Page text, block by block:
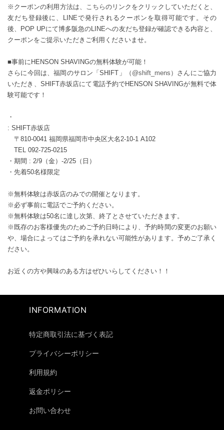
※クーポンの利用方法は、
こちらのリンクをクリックしていただくと、
友だち登録後に、LINEで発行されるクーポンを取得可能です。その
後、POP UPにて博多阪急のLINEへの友だち登録が確認できる内容と、
クーポンをご提示いただきご利用くださいませ。
■事前にHENSON SHAVINGの無料体験が可能！
さらに今回は、福岡のサロン「SHIFT」（ @shift_mens ）さんにご協力
いただき、SHIFT赤坂店にて電話予約でHENSON SHAVINGが無料で体
験可能です！
・
: SHIFT赤坂店
〒810-0041 福岡県福岡市中央区大名2-10-1 A102
TEL 092-725-0215
・期間 : 2/9（金）-2/25（日）
・先着50名様限定
※無料体験は赤坂店のみでの開催となります。
※必ず事前に電話でご予約ください。
※無料体験は50名に達し次第、終了とさせていただきます。
※既存のお客様優先のためご予約日時により、予約時間の変更のお願い
や、場合によってはご予約を承れない可能性があります。予めご了承く
ださい。
お近くの方や興味のある方はぜひいらしてください！！
INFORMATION
特定商取引法に基づく表記
プライバシーポリシー
利用規約
返金ポリシー
お問い合わせ